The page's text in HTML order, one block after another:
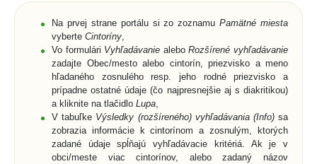
Na prvej strane portálu si zo zoznamuPamätné miesta
vyberte Cintoríny
Vo formulári Vyhľadávanie aleboRozšírené vyhľadávanie
zadajte Obec/mesto alebo cintorín, priezvisko a meno
hľadaného zosnulého resp. jeho rodné priezvisko a
prípadne ostatné údaje (čo najpresnejšie aj s diakritikou)
a kliknite na tlačidlo Lupa
V tabuľke Výsledky (rozšíreného) vyhľadávania (Info)sa
zobrazia informácie k cintorínom a zosnulým, ktorých
zadané údaje spĺňajú vyhľadávacie kritériá. Ak je v
obci/meste viac cintorínov, alebo zadaný názov